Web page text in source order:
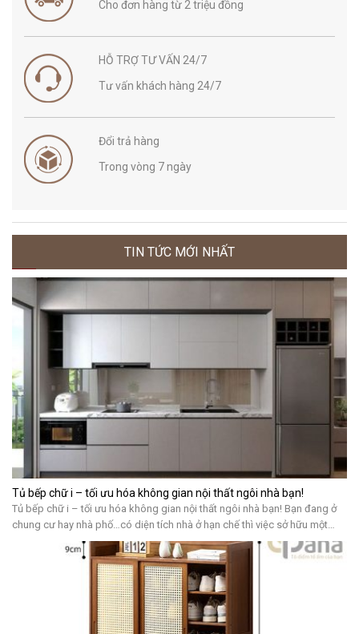
Cho đơn hàng từ 2 triệu đồng
HỖ TRỢ TƯ VẤN 24/7
Tư vấn khách hàng 24/7
Đổi trả hàng
Trong vòng 7 ngày
TIN TỨC MỚI NHẤT
Tủ bếp chữ i – tối ưu hóa không gian nội thất ngôi nhà bạn!
Tủ bếp chữ i – tối ưu hóa không gian nội thất ngôi nhà bạn! Bạn đang ở
chung cư hay nhà phố…có diện tích nhà ở hạn chế thì việc sở hữu một
không gian bếp hình chữ i là một điều lí tưởng. Bởi nó sẽ giúp bạn tiết
kiệm không gian nhưng […]